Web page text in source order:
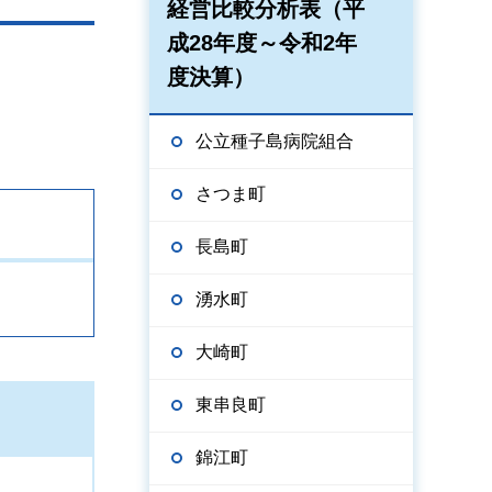
経営比較分析表（平
成28年度～令和2年
度決算）
公立種子島病院組合
さつま町
長島町
湧水町
大崎町
東串良町
錦江町